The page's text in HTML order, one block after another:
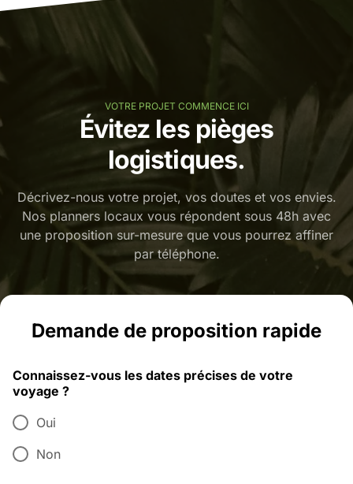
VOTRE PROJET COMMENCE ICI
Évitez les pièges
logistiques.
Décrivez-nous votre projet, vos doutes et vos envies.
Nos planners locaux vous répondent sous 48h avec
une proposition sur-mesure que vous pourrez affiner
par téléphone.
Demande de proposition rapide
Connaissez-vous les dates précises de votre
voyage ?
Oui
Non